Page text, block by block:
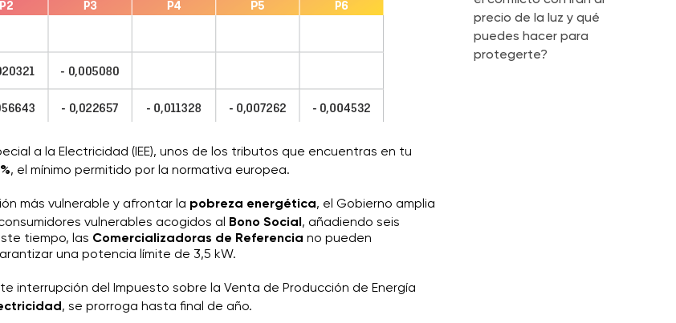
a la Electricidad (IEE), unos de los tributos que encuentras en tu
, el mínimo permitido por la normativa europea.
más vulnerable y afrontar la pobreza energética, el Gobierno amplia
vulnerables acogidos al Bono Social, añadiendo seis
tiempo, las Comercializadoras de Referencia no pueden
una potencia límite de 3,5 kW.
interrupción del Impuesto sobre la Venta de Producción de Energía
, se prorroga hasta final de año.
precio de la luz y qué
puedes hacer para
protegerte?